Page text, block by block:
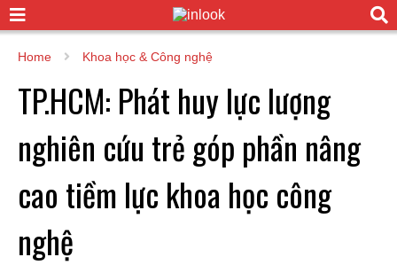
Home Khoa học & Công nghệ
TP.HCM: Phát huy lực lượng
nghiên cứu trẻ góp phần nâng
cao tiềm lực khoa học công
nghệ